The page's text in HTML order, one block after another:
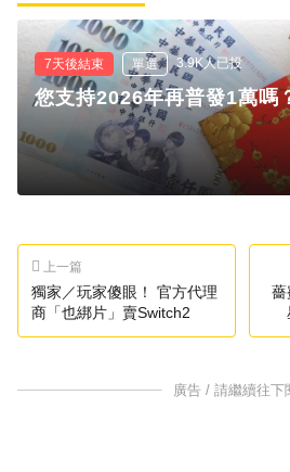
7天後結束 單選 3.9K人已投
您支持2026年再普發1萬嗎
上一篇
獨家／玩家傻眼！ 官方代理
商「也綁片」賣Switch2
薔
廣告 / 請繼續往下